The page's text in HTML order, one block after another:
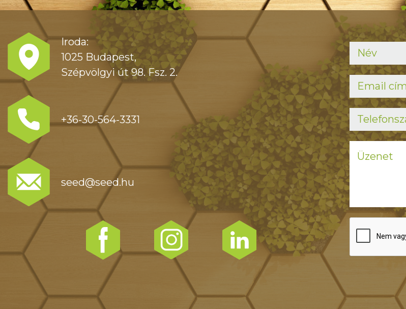
Iroda:
1025 Budapest,
Szépvölgyi út 98. Fsz. 2.
+36-30-564-3331
seed@seed.hu